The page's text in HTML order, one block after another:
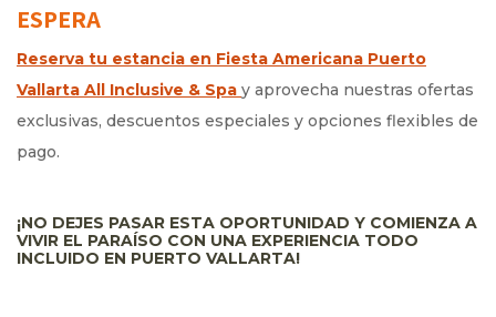
ESPERA
Reserva tu estancia en Fiesta Americana Puerto
Vallarta All Inclusive & Spa Opens in a new tab.
y aprovecha nuestras ofertas
exclusivas, descuentos especiales y opciones flexibles de
pago.
¡NO DEJES PASAR ESTA OPORTUNIDAD Y COMIENZA A
VIVIR EL PARAÍSO CON UNA EXPERIENCIA TODO
INCLUIDO EN PUERTO VALLARTA!